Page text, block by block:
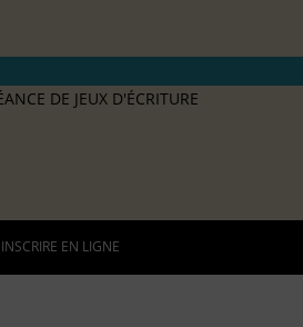
DE JEUX D'ÉCRITURE
EN LIGNE